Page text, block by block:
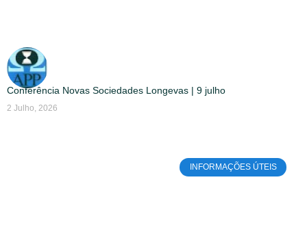
Conferência Novas Sociedades Longevas | 9 julho
2 Julho, 2026
INFORMAÇÕES ÚTEIS